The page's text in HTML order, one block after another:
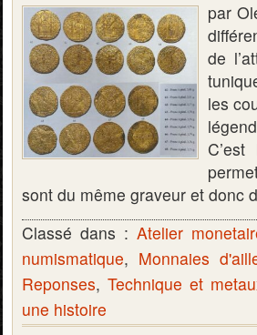
par
de
les
sont du même graveur et donc
Classé dans : Atelier
numismatique, Monnaies
Reponses, Technique et
une histoire